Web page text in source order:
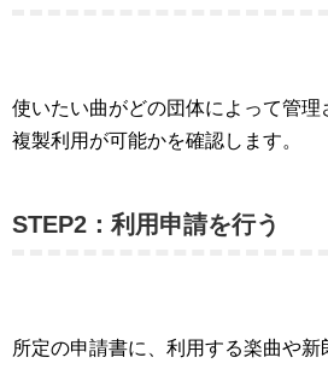
使いたい曲がどの団体によって管理
複製利用が可能かを確認します。
STEP2：利用申請を行う
所定の申請書に、利用する楽曲や新